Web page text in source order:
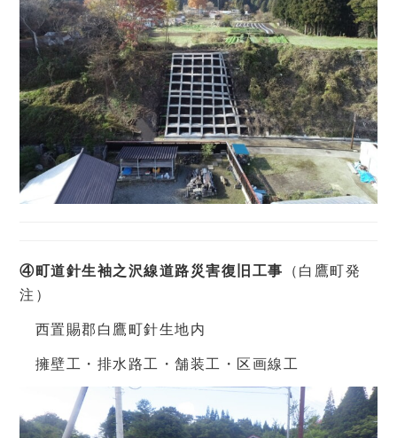
④町道針生袖之沢線道路災害復旧工事 （白鷹町発
注）
西置賜郡白鷹町針生地内
擁壁工・排水路工・舗装工・区画線工